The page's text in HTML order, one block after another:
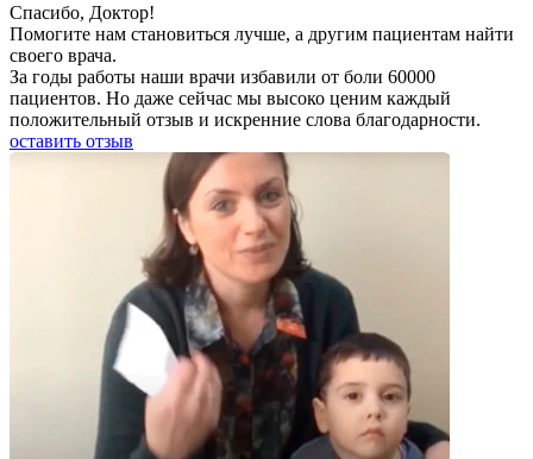
Спаcибо, Доктор!
Помогите нам становиться лучше, а другим пациентам найти
своего врача.
За годы работы наши врачи избавили от боли 60000
пациентов. Но даже сейчас мы высоко ценим каждый
положительный отзыв и искренние слова благодарности.
оставить отзыв